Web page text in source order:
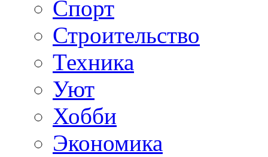
Спорт
Строительство
Техника
Уют
Хобби
Экономика